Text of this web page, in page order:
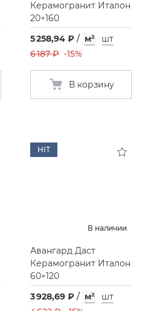
Керамогранит Италон
20×160
5 258,94 ₽ / м²
шт
6 187 ₽ -15%
В корзину
HIT
В наличии
Авангард Даст
Керамогранит Италон
60×120
3 928,69 ₽ / м²
шт